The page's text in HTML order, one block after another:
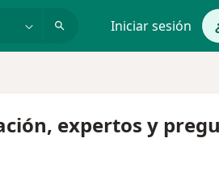
Iniciar sesión
expertos y